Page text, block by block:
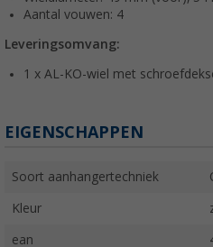
Aantal vouwen: 4
Leveringsomvang:
1 x AL-KO-wiel met
EIGENSCHAPPEN
Soort aanhangertechniek
Kleur
ean